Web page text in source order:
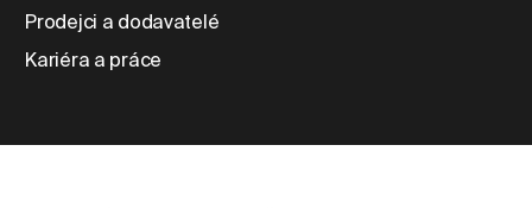
Prodejci a dodavatelé
Kariéra a práce